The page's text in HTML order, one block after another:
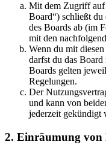
Mit dem Zugriff
Board“) schließt
des Boards ab (im
mit den
Wenn du mit
darfst du das
Boards gelten
Regelungen.
Der
und kann von
jederzeit gekündigt
2. Einräumung von